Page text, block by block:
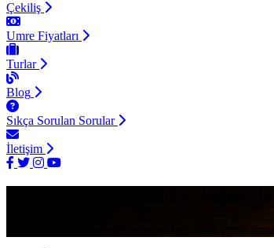
Çekiliş
Umre Fiyatları
Turlar
Blog
Sıkça Sorulan Sorular
İletişim
Zekat, Uşur ve Sadaka |
Zekatın, uşurun ve sadakanın anlamı, nasıl ve ne